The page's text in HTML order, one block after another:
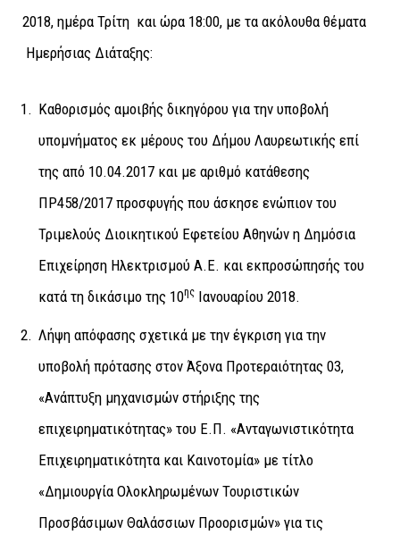
2018, ημέρα Τρίτη και ώρα 18:00, με τα ακόλουθα θέματα
Ημερήσιας Διάταξης:
Καθορισμός αμοιβής δικηγόρου για την υποβολή
υπομνήματος εκ μέρους του Δήμου Λαυρεωτικής επί
της από 10.04.2017 και με αριθμό κατάθεσης
ΠΡ458/2017 προσφυγής που άσκησε ενώπιον του
Τριμελούς Διοικητικού Εφετείου Αθηνών η Δημόσια
Επιχείρηση Ηλεκτρισμού Α.Ε. και εκπροσώπησής του
κατά τη δικάσιμο της 10ης Ιανουαρίου 2018.
Λήψη απόφασης σχετικά με την έγκριση για την
υποβολή πρότασης στον Άξονα Προτεραιότητας 03,
«Ανάπτυξη μηχανισμών στήριξης της
επιχειρηματικότητας» του Ε.Π. «Ανταγωνιστικότητα
Επιχειρηματικότητα και Καινοτομία» με τίτλο
«Δημιουργία Ολοκληρωμένων Τουριστικών
Προσβάσιμων Θαλάσσιων Προορισμών» για τις